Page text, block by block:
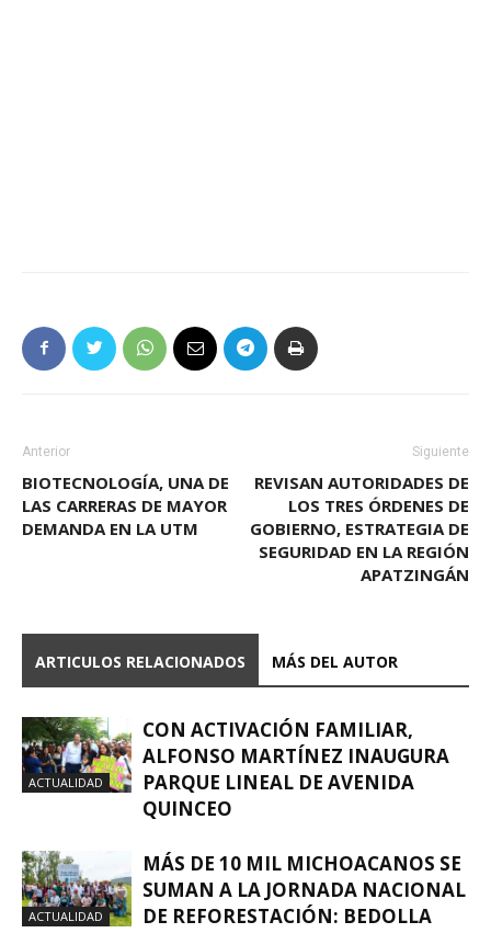
Anterior
BIOTECNOLOGÍA, UNA DE
LAS CARRERAS DE MAYOR
DEMANDA EN LA UTM
Siguiente
REVISAN AUTORIDADES DE
LOS TRES ÓRDENES DE
GOBIERNO, ESTRATEGIA DE
SEGURIDAD EN LA REGIÓN
APATZINGÁN
ARTICULOS RELACIONADOS MÁS DEL AUTOR
ACTUALIDAD
CON ACTIVACIÓN FAMILIAR,
ALFONSO MARTÍNEZ INAUGURA
PARQUE LINEAL DE AVENIDA
QUINCEO
ACTUALIDAD
MÁS DE 10 MIL MICHOACANOS SE
SUMAN A LA JORNADA NACIONAL
DE REFORESTACIÓN: BEDOLLA